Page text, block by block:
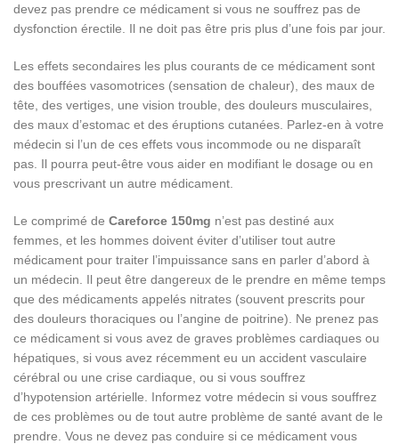
devez pas prendre ce médicament si vous ne souffrez pas de
dysfonction érectile. Il ne doit pas être pris plus d’une fois par jour.
Les effets secondaires les plus courants de ce médicament sont
des bouffées vasomotrices (sensation de chaleur), des maux de
tête, des vertiges, une vision trouble, des douleurs musculaires,
des maux d’estomac et des éruptions cutanées. Parlez-en à votre
médecin si l’un de ces effets vous incommode ou ne disparaît
pas. Il pourra peut-être vous aider en modifiant le dosage ou en
vous prescrivant un autre médicament.
Le comprimé de Careforce 150mg n’est pas destiné aux
femmes, et les hommes doivent éviter d’utiliser tout autre
médicament pour traiter l’impuissance sans en parler d’abord à
un médecin. Il peut être dangereux de le prendre en même temps
que des médicaments appelés nitrates (souvent prescrits pour
des douleurs thoraciques ou l’angine de poitrine). Ne prenez pas
ce médicament si vous avez de graves problèmes cardiaques ou
hépatiques, si vous avez récemment eu un accident vasculaire
cérébral ou une crise cardiaque, ou si vous souffrez
d’hypotension artérielle. Informez votre médecin si vous souffrez
de ces problèmes ou de tout autre problème de santé avant de le
prendre. Vous ne devez pas conduire si ce médicament vous